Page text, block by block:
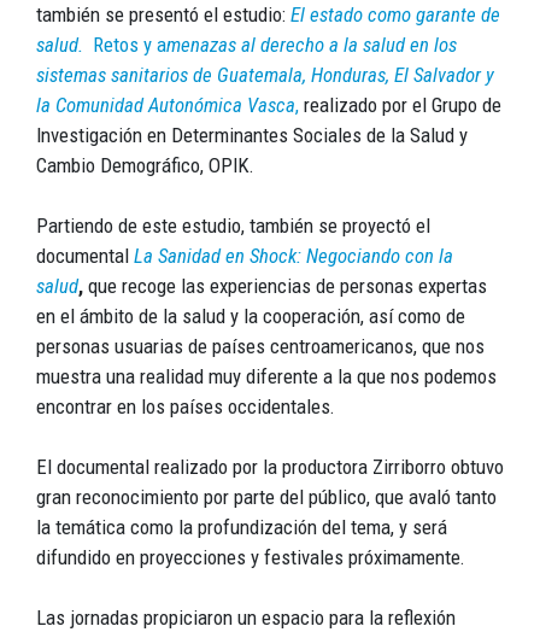
también se presentó el estudio: El estado como garante de
salud. Retos y amenazas al derecho a la salud en los
sistemas sanitarios de Guatemala, Honduras, El Salvador y
la Comunidad Autonómica Vasca, realizado por el Grupo de
Investigación en Determinantes Sociales de la Salud y
Cambio Demográfico, OPIK.
Partiendo de este estudio, también se proyectó el
documental La Sanidad en Shock: Negociando con la
salud, que recoge las experiencias de personas expertas
en el ámbito de la salud y la cooperación, así como de
personas usuarias de países centroamericanos, que nos
muestra una realidad muy diferente a la que nos podemos
encontrar en los países occidentales.
El documental realizado por la productora Zirriborro obtuvo
gran reconocimiento por parte del público, que avaló tanto
la temática como la profundización del tema, y será
difundido en proyecciones y festivales próximamente.
Las jornadas propiciaron un espacio para la reflexión